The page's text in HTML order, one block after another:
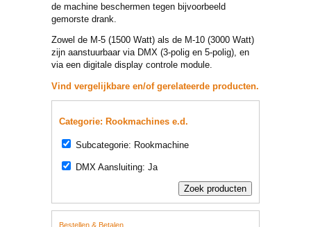
de machine beschermen tegen bijvoorbeeld
gemorste drank.
Zowel de M-5 (1500 Watt) als de M-10 (3000 Watt)
zijn aanstuurbaar via DMX (3-polig en 5-polig), en
via een digitale display controle module.
Vind vergelijkbare en/of gerelateerde producten.
Categorie: Rookmachines e.d.
Subcategorie: Rookmachine
DMX Aansluiting: Ja
Bestellen & Betalen